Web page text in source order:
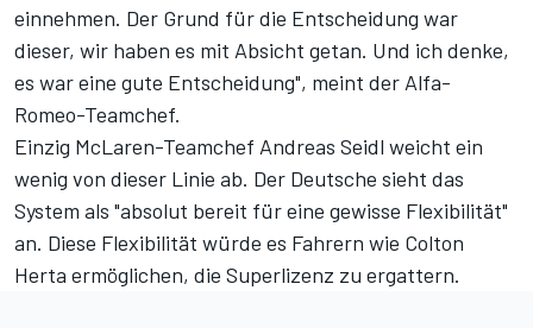
einnehmen. Der Grund für die Entscheidung war
dieser, wir haben es mit Absicht getan. Und ich denke,
es war eine gute Entscheidung", meint der Alfa-
Romeo-Teamchef.
Einzig McLaren-Teamchef Andreas Seidl weicht ein
wenig von dieser Linie ab. Der Deutsche sieht das
System als "absolut bereit für eine gewisse Flexibilität"
an. Diese Flexibilität würde es Fahrern wie Colton
Herta ermöglichen, die Superlizenz zu ergattern.